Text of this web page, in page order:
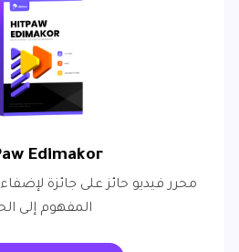
Edimakor
محرر فيديو حائز على جائزة
المفهوم إلى